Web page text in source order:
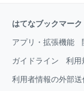
はてなブックマーク
アプリ・拡張機能
ガイドライン 利用
利用者情報の外部送